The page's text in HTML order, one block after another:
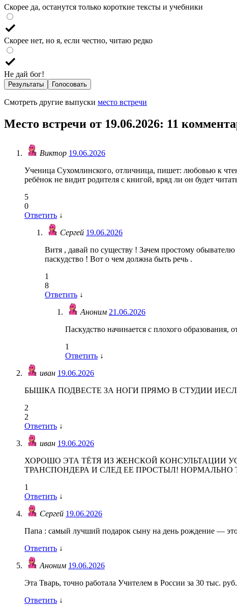
Скорее да, останутся только короткие тексты и учебники
Скорее нет, но я, если честно, читаю редко
Не дай бог!
Результаты Голосовать
Смотреть другие выпуски место встречи
Место встречи от 19.06.2026: 11
Виктор 19.06.2026
Ученица Сухомлинского, отличница, пишет: любовью к
ребёнок не видит родителя с книгой, вряд ли он будет
5
0
Ответить ↓
Сергей 19.06.2026
Витя , давай по существу ! Зачем простому
паскудство ! Вот о чем должна быть речь .
1
8
Ответить ↓
Аноним 21.06.2026
Паскудство начинается с плохого образования,
1
Ответить ↓
иван 19.06.2026
БЫШКА ПОДВЕСТЕ ЗА НОГИ ПРЯМО В СТУДИИ
2
2
Ответить ↓
иван 19.06.2026
ХОРОШО ЭТА ТЁТЯ ИЗ ЖЕНСКОЙ КОНСУЛЬТАЦИИ
ТРАНСПОНДЕРА И СЛЕД ЕЕ ПРОСТЫЛ!
1
Ответить ↓
Сергей 19.06.2026
Папа : самый лучший подарок сыну на день рождение — это
Ответить ↓
Аноним 19.06.2026
Эта Тварь, точно работала Учителем в России за 30 тыс. руб.
Ответить ↓